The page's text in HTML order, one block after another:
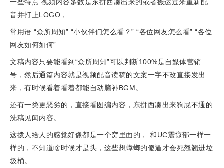
一些特点 视频内容多数是东拼西凑出来的或者搬运过来重新配
音并打上LOGO，
常用语 “众所周知” “小伙伴们怎么看？” “各位网友怎么看” “各位
网友如何如何”
文稿内容只要能看到“众所周知”可以判断100%是自媒体营销
号，然后通篇内容就是视频配音读稿的文案一字不改直接发出
来，有时候看着看着都能自动脑补BGM。
还有一类更恶劣的，直接看图编内容，东拼西凑出来狗屁不通的
洗稿见闻内容。
这拨人给人的感觉好像都是一个窝里面的， 和UC震惊部一样一
样的，不知道啥时候才是头，这些想蟑螂的傻逼才会死翘翘进垃
圾桶。